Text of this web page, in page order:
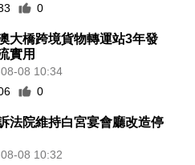
0
大橋跨境貨物轉運站3年發
實用
08 10:34
0
法院維持白宮宴會廳改造停
08 10:32